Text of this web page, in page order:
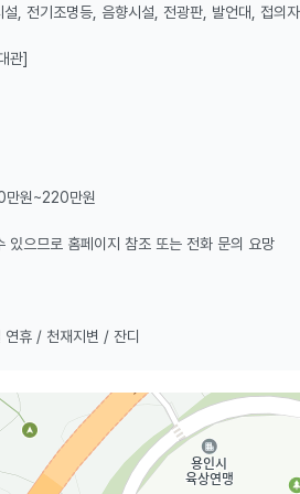
설, 전기조명등, 음향시설, 전광판, 발언대, 접의
관]
만원~220만원
있으므로 홈페이지 참조 또는 전화 문의 요망
휴 / 천재지변 / 잔디